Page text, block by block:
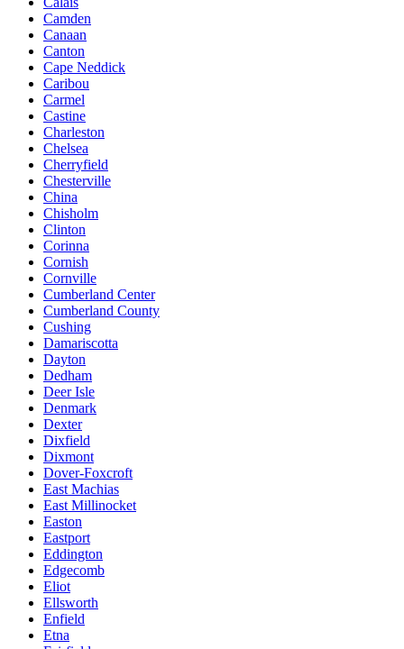
Camden
Canaan
Canton
Cape Neddick
Caribou
Carmel
Castine
Charleston
Chelsea
Cherryfield
Chesterville
China
Chisholm
Clinton
Corinna
Cornish
Cornville
Cumberland Center
Cumberland County
Cushing
Damariscotta
Dayton
Dedham
Deer Isle
Denmark
Dexter
Dixfield
Dixmont
Dover-Foxcroft
East Machias
East Millinocket
Easton
Eastport
Eddington
Edgecomb
Eliot
Ellsworth
Enfield
Etna